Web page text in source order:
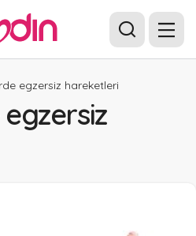
egzersiz hareketleri